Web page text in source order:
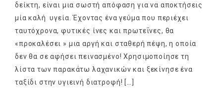
δείκτη, είναι μια σωστή απόφαση για να αποκτήσεις
μία καλή υγεία. Έχοντας ένα γεύμα που περιέχει
ταυτόχρονα, φυτικές ίνες και πρωτεΐνες, θα
«προκαλέσει » μια αργή και σταθερή πέψη, η οποία
δεν θα σε αφήσει πεινασμένο! Χρησιμοποίησε τη
λίστα των παρακάτω λαχανικών και ξεκίνησε ένα
ταξίδι στην υγιεινή διατροφή! […]